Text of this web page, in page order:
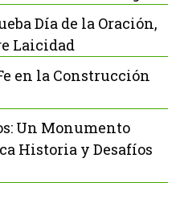
Día de la Oración,
Laicidad
en la Construcción
Un Monumento
Historia y Desafíos